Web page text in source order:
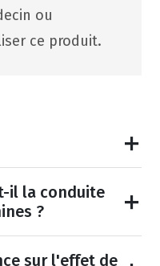
ou
ce produit.
il la conduite
?
sur l'effet de